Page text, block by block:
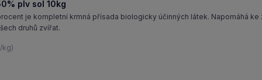
plv sol 10kg
je kompletní krmná přísada biologicky účinných látek. Napomáhá
druhů zvířat.
kg)